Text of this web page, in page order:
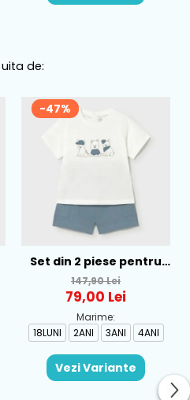
de:
-47%
Set din 2 piese pentru
baieti Mayoral, Alb-
Albastru - 1665-31
147,90 Lei
79,00 Lei
Marime:
18LUNI
2ANI 3ANI 4ANI
Vezi Variante